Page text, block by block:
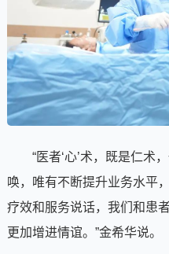
“医者‘心’术，既是仁术
唤，唯有不断提升业务水平
疗效和服务说话，我们和患
更加增进情谊。”金希华说。